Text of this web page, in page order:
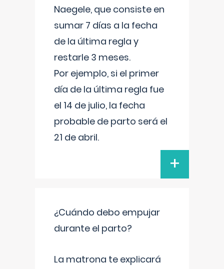
Naegele, que consiste en
sumar 7 días a la fecha
de la última regla y
restarle 3 meses.
Por ejemplo, si el primer
día de la última regla fue
el 14 de julio, la fecha
probable de parto será el
21 de abril.
+
¿Cuándo debo empujar
durante el parto?
La matrona te explicará